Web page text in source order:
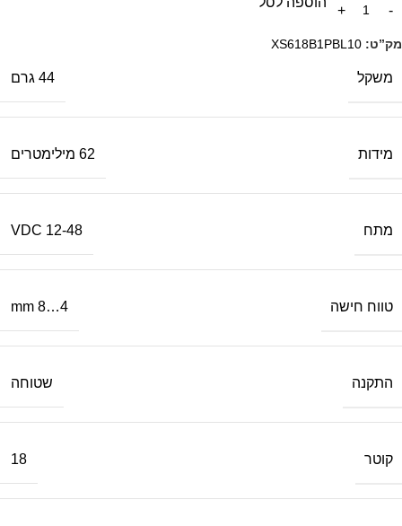
מק”ט: XS618B1PBL10
משקל 44 גרם
מידות 62 מילימטרים
מתח 12-48 VDC
טווח חישה 4…8 mm
התקנה שטוחה
קוטר 18